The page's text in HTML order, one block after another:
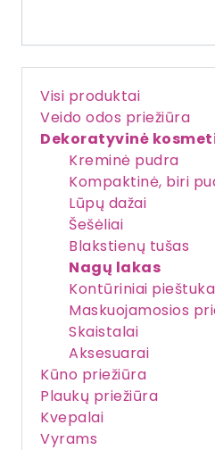
Visi produktai
Veido odos priežiūra
Dekoratyvinė
Kreminė pudra
Kompaktinė, biri
Lūpų dažai
Šešėliai
Blakstienų tušas
Nagų lakas
Kontūriniai
Maskuojamosios
Skaistalai
Aksesuarai
Kūno priežiūra
Plaukų priežiūra
Kvepalai
Vyrams